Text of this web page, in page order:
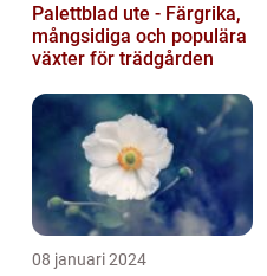
Palettblad ute - Färgrika,
mångsidiga och populära
växter för trädgården
08 januari 2024